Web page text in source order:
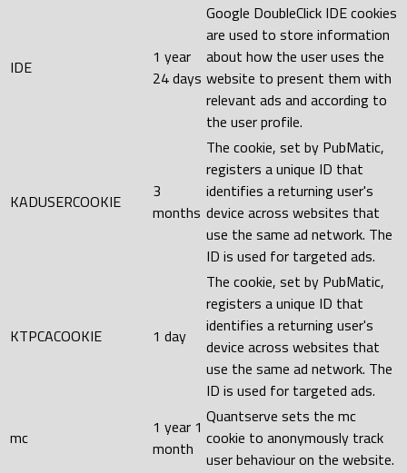
IDE
1 year
24 days
Google DoubleClick IDE cookies
are used to store information
about how the user uses the
website to present them with
relevant ads and according to
the user profile.
KADUSERCOOKIE
3
months
The cookie, set by PubMatic,
registers a unique ID that
identifies a returning user's
device across websites that
use the same ad network. The
ID is used for targeted ads.
KTPCACOOKIE 1 day
The cookie, set by PubMatic,
registers a unique ID that
identifies a returning user's
device across websites that
use the same ad network. The
ID is used for targeted ads.
mc
1 year 1
month
Quantserve sets the mc
cookie to anonymously track
user behaviour on the website.